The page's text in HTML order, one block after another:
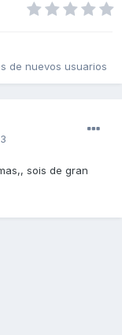
de nuevos usuarios
sois de gran